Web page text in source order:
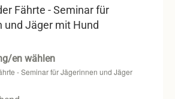
Fährte - Seminar für
und Jäger mit Hund
en wählen
- Seminar für Jägerinnen und Jäger